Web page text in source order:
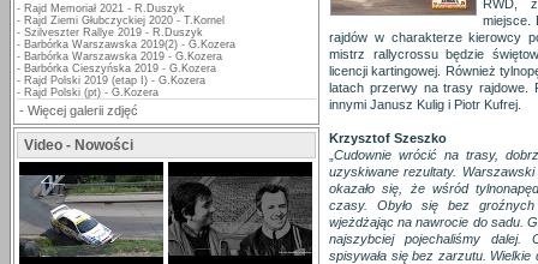
- Rajd Memoriał 2021 - R.Duszyk
- Rajd Ziemi Głubczyckiej 2020 - T.Kornel
- Szilveszter Rallye 2019 - R.Duszyk
- Barbórka Warszawska 2019(2) - G.Kozera
- Barbórka Warszawska 2019 - G.Kozera
- Barbórka Cieszyńska 2019 - G.Kozera
- Rajd Polski 2019 (etap I) - G.Kozera
- Rajd Polski (pt) - G.Kozera
- Więcej galerii zdjęć
Video - Nowości
RWD,
miejsce.
rajdów w charakterze kierowcy
mistrz rallycrossu będzie
licencji kartingowej. Również
latach przerwy na trasy rajdowe.
innymi Janusz Kulig i Piotr Kufrej.
Krzysztof Szeszko
Cudownie wrócić na trasy,
uzyskiwane rezultaty.
okazało się, że wśród
czasy. Obyło się bez
wjeżdżając na nawrocie do sadu.
najszybciej pojechaliśmy dalej.
spisywała się bez zarzutu. Wielkie